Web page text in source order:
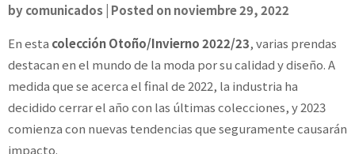
bycomunicados| Posted onnoviembre 29, 2022
En esta colección Otoño/Invierno 2022/23, varias prendas
destacan en el mundo de la moda por su calidad y diseño. A
medida que se acerca el final de 2022, la industria ha
decidido cerrar el año con las últimas colecciones, y 2023
comienza con nuevas tendencias que seguramente causarán
impacto.